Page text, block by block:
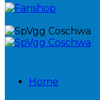
Home